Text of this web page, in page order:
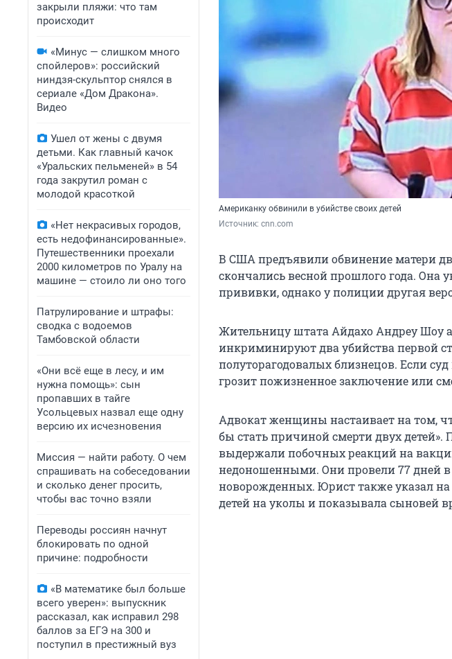
закрыли пляжи: что там
происходит
«Минус — слишком много
спойлеров»: российский
ниндзя-скульптор снялся в
сериале «Дом Дракона».
Видео
Ушел от жены с двумя
детьми. Как главный качок
«Уральских пельменей» в 54
года закрутил роман с
молодой красоткой
«Нет некрасивых городов,
есть недофинансированные».
Путешественники проехали
2000 километров по Уралу на
машине — стоило ли оно того
Патрулирование и штрафы:
сводка с водоемов
Тамбовской области
«Они всё еще в лесу, и им
нужна помощь»: сын
пропавших в тайге
Усольцевых назвал еще одну
версию их исчезновения
Миссия — найти работу. О чем
спрашивать на собеседовании
и сколько денег просить,
чтобы вас точно взяли
Переводы россиян начнут
блокировать по одной
причине: подробности
«В математике был больше
всего уверен»: выпускник
рассказал, как исправил 298
баллов за ЕГЭ на 300 и
поступил в престижный вуз
Американку обвинили в убийстве своих детей
Источник: cnn.com
В США предъявили обвинение матери
скончались весной прошлого года. Она
прививки, однако у полиции другая
Жительницу штата Айдахо Андреу Шоу
инкриминируют два убийства первой
полуторагодовалых близнецов. Если
грозит пожизненное заключение или
Адвокат женщины настаивает на том,
бы стать причиной смерти двух
выдержали побочных реакций на
недоношенными. Они провели 77 дней
новорожденных. Юрист также указал
детей на уколы и показывала сыновей